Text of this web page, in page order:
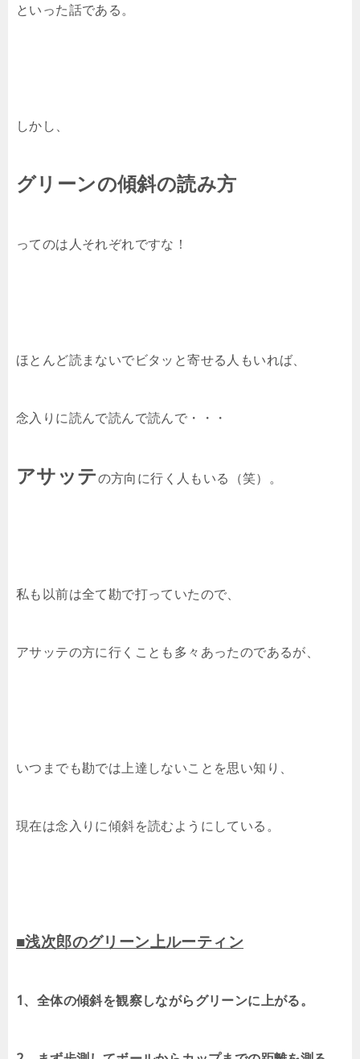
といった話である。
しかし、
グリーンの傾斜の読み方
ってのは人それぞれですな！
ほとんど読まないでビタッと寄せる人もいれば、
念入りに読んで読んで読んで・・・
アサッテの方向に行く人もいる（笑）。
私も以前は全て勘で打っていたので、
アサッテの方に行くことも多々あったのであるが、
いつまでも勘では上達しないことを思い知り、
現在は念入りに傾斜を読むようにしている。
■浅次郎のグリーン上ルーティン
1、全体の傾斜を観察しながらグリーンに上がる。